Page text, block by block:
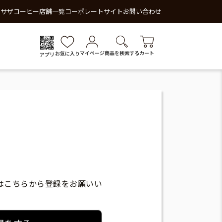
ザコーヒー店舗一覧コーポレートサイトお問い合わせ
アプリ お気に入り マイページ商品を検索するカート
ちらから登録をお願いい